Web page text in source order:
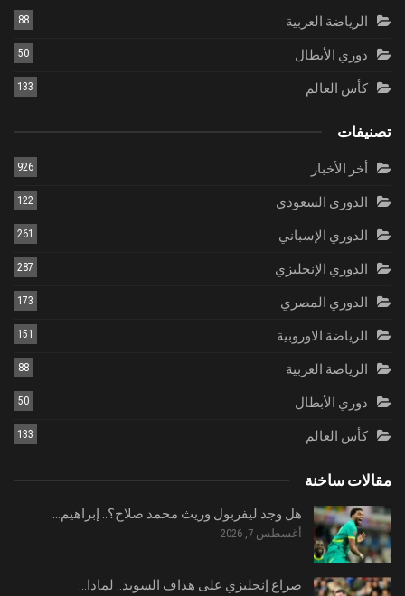
الرياضة العربية 88
دوري الأبطال 50
كأس العالم 133
تصنيفات
أخر الأخبار 926
الدورى السعودي 122
الدوري الإسباني 261
الدوري الإنجليزي 287
الدوري المصري 173
الرياضة الاوروبية 151
الرياضة العربية 88
دوري الأبطال 50
كأس العالم 133
مقالات ساخنة
هل وجد ليفربول وريث محمد صلاح؟.. إبراهيم…
أغسطس 7, 2026
صراع إنجليزي على هداف السويد.. لماذا…